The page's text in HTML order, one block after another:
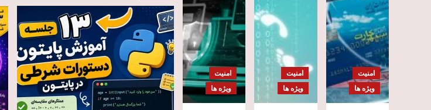
امنیت
ویژه ها
امنیت
ویژه ها
امنیت
ویژه ها